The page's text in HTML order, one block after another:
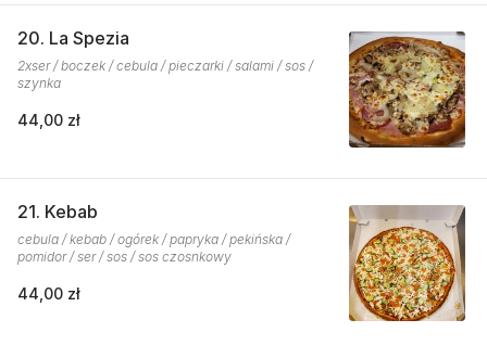
20. La Spezia
2xser / boczek / cebula / pieczarki / salami / sos /
szynka
44,00 zł
21. Kebab
cebula / kebab / ogórek / papryka / pekińska /
pomidor / ser / sos / sos czosnkowy
44,00 zł